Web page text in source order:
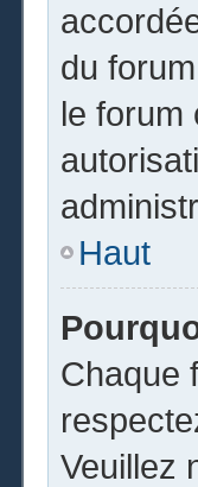
du
le forum
Haut
Chaque
Veuillez